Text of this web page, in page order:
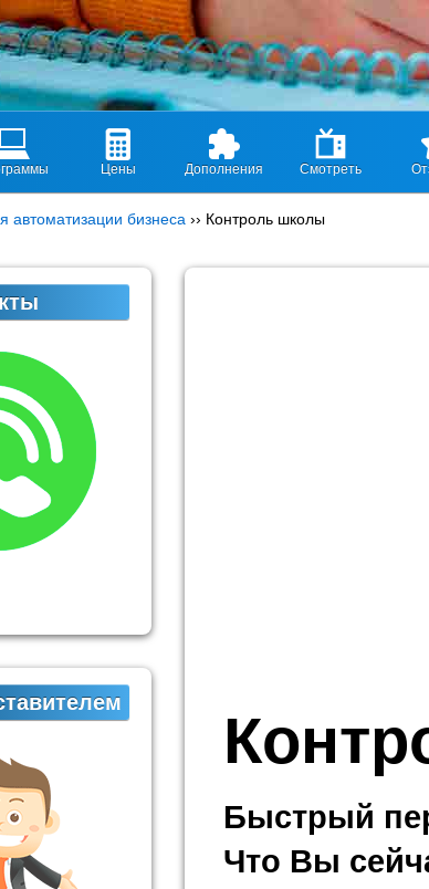
Цены Дополнения Смотреть
автоматизации бизнеса ›› Контроль школы
Быстрый
Что Вы